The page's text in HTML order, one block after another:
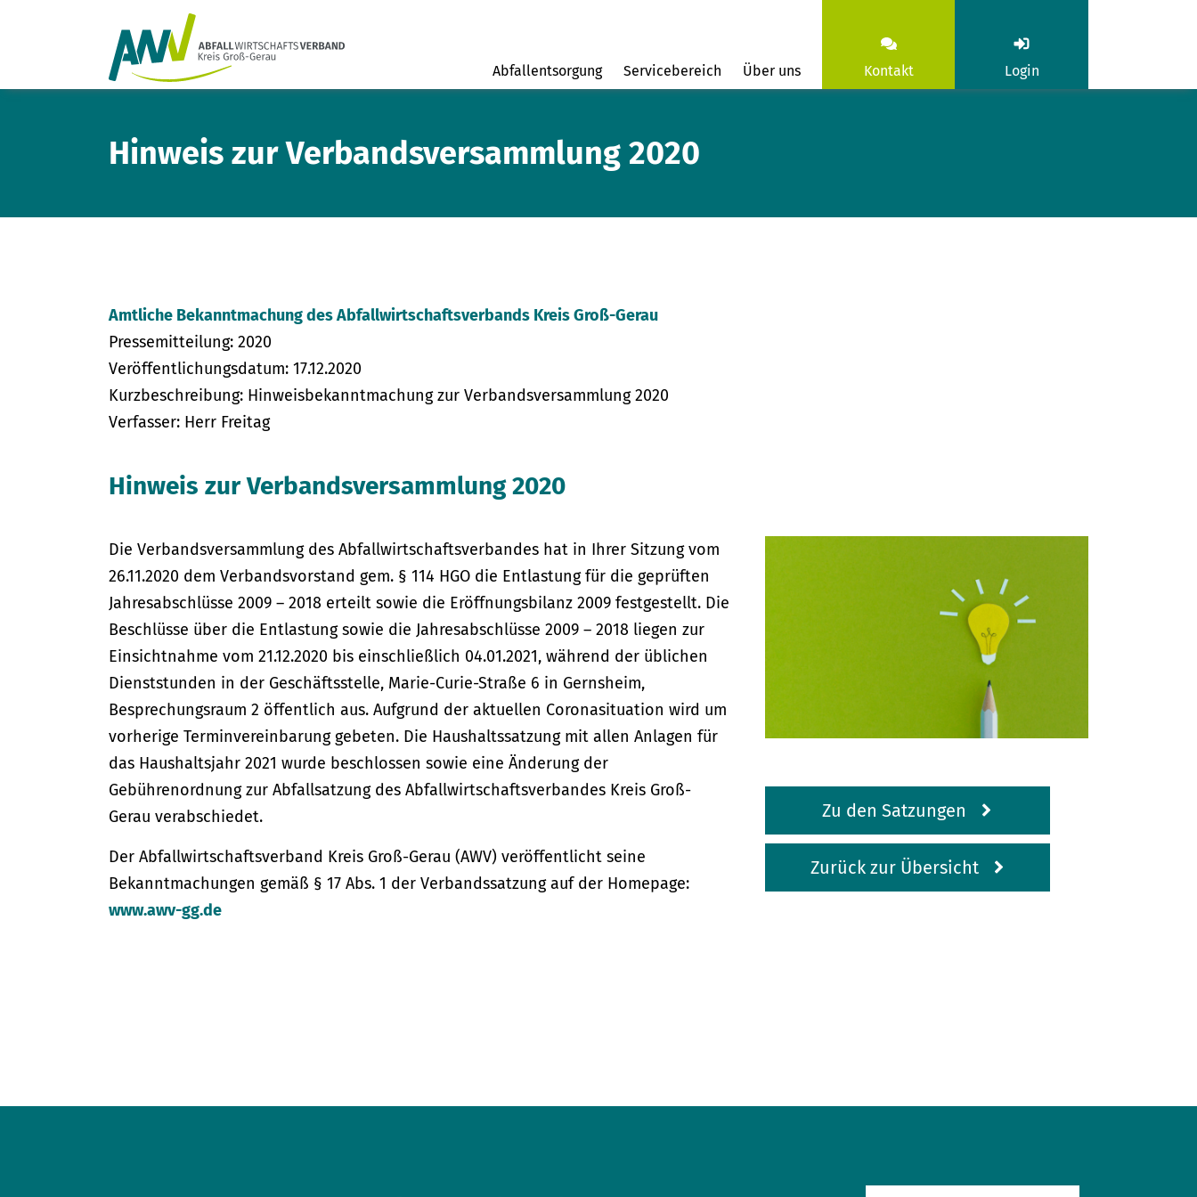
Abfallentsorgung Servicebereich Über uns Kontakt Login
Hinweis zur Verbandsversammlung 2020
Amtliche Bekanntmachung des Abfallwirtschaftsverbands Kreis Groß-Gerau
Pressemitteilung: 2020
Veröffentlichungsdatum: 17.12.2020
Kurzbeschreibung: Hinweisbekanntmachung zur Verbandsversammlung 2020
Verfasser: Herr Freitag
Hinweis zur Verbandsversammlung 2020
Die Verbandsversammlung des Abfallwirtschaftsverbandes hat in Ihrer Sitzung vom
26.11.2020 dem Verbandsvorstand gem. § 114 HGO die Entlastung für die geprüften
Jahresabschlüsse 2009 – 2018 erteilt sowie die Eröffnungsbilanz 2009 festgestellt. Die
Beschlüsse über die Entlastung sowie die Jahresabschlüsse 2009 – 2018 liegen zur
Einsichtnahme vom 21.12.2020 bis einschließlich 04.01.2021, während der üblichen
Dienststunden in der Geschäftsstelle, Marie-Curie-Straße 6 in Gernsheim,
Besprechungsraum 2 öffentlich aus. Aufgrund der aktuellen Coronasituation wird um
vorherige Terminvereinbarung gebeten. Die Haushaltssatzung mit allen Anlagen für
das Haushaltsjahr 2021 wurde beschlossen sowie eine Änderung der
Gebührenordnung zur Abfallsatzung des Abfallwirtschaftsverbandes Kreis Groß-
Gerau verabschiedet.
Der Abfallwirtschaftsverband Kreis Groß-Gerau (AWV) veröffentlicht seine
Bekanntmachungen gemäß § 17 Abs. 1 der Verbandssatzung auf der Homepage:
www.awv-gg.de
Zu den Satzungen
Zurück zur Übersicht